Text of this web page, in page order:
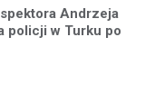
Andrzeja
policji w Turku po